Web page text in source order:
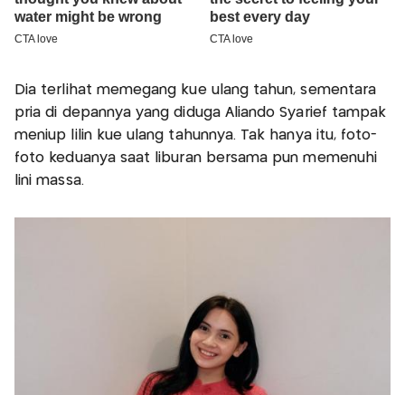
Dia terlihat memegang kue ulang tahun, sementara
pria di depannya yang diduga Aliando Syarief tampak
meniup lilin kue ulang tahunnya. Tak hanya itu, foto-
foto keduanya saat liburan bersama pun memenuhi
lini massa.